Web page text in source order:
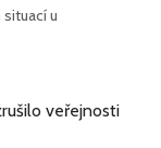
u
veřejnosti